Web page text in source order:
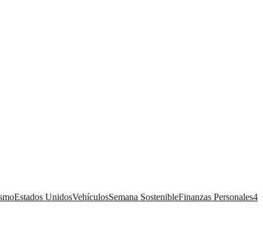
Estados UnidosVehículosSemana SostenibleFinanzas Personales4